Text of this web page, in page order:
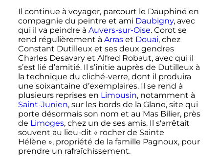
Il continue à voyager, parcourt le Dauphiné en
compagnie du peintre et ami Daubigny, avec
qui il va peindre à Auvers-sur-Oise. Corot se
rend régulièrement à Arraset Douai, chez
Constant Dutilleux et ses deux gendres
Charles Desavary et Alfred Robaut, avec qui il
s’est lié d’amitié. Il s’initie auprès de Dutilleux à
la technique du cliché-verre, dont il produira
une soixantaine d’exemplaires. Il se rend à
plusieurs reprises en Limousin, notamment à
Saint-Junien, sur les bords de la Glane, site qui
porte désormais son nom et au Mas Bilier, près
de Limoges, chez un de ses amis. Il s'arrêtait
souvent au lieu-dit « rocher de Sainte
Hélène », propriété de la famille Pagnoux, pour
prendre un rafraîchissement.